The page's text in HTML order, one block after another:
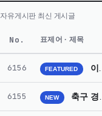
자유게시판 최신 게시글
No. 표제어 · 제목
6156 FEATURED 이민호 별들에게 물어봐 우주관광객으로 출연 이유 드러나
6155 NEW 축구 경기 판정 논란 오심으로 인한 팬들 분노